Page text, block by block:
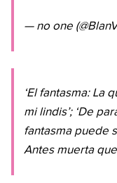
— no one
‘El fantasma: La
mi lindis’; ‘De
fantasma puede
Antes muerta